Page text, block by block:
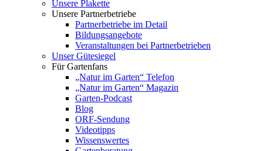
Unsere Plakette
Unsere Partnerbetriebe
Partnerbetriebe im Detail
Bildungsangebote
Veranstaltungen bei Partnerbetrieben
Unser Gütesiegel
Für Gartenfans
„Natur im Garten“ Telefon
„Natur im Garten“ Magazin
Garten-Podcast
Blog
ORF-Sendung
Videotipps
Wissenswertes